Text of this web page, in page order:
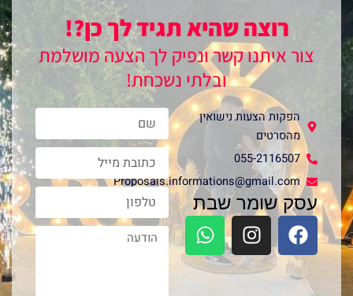
רוצה שהיא תגיד לך כן?!
צור איתנו קשר ונפיק לך הצעה מושלמת
ובלתי נשכחת!
הפקות הצעות נישואין
מהסרטים
055-2116507
Proposals.informations@gmail.com
עסק שומר שבת
F
a
c
e
I
n
s
W
h
a
Name
Email
phone
Message